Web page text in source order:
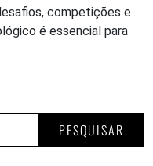
competições e
é essencial para
PESQUISAR